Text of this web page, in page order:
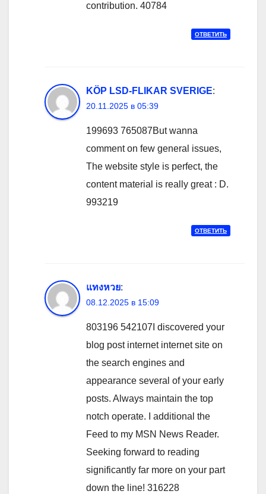
contribution. 40784
ОТВЕТИТЬ
KÖP LSD-FLIKAR SVERIGE:
20.11.2025 в 05:39
199693 765087But wanna
comment on few general issues,
The website style is perfect, the
content material is really great : D.
993219
ОТВЕТИТЬ
แทงหวย:
08.12.2025 в 15:09
803196 542107I discovered your
blog post internet internet site on
the search engines and
appearance several of your early
posts. Always maintain the top
notch operate. I additional the
Feed to my MSN News Reader.
Seeking forward to reading
significantly far more on your part
down the line! 316228